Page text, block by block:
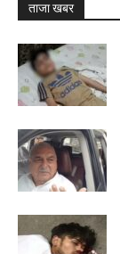
ताजा खबर